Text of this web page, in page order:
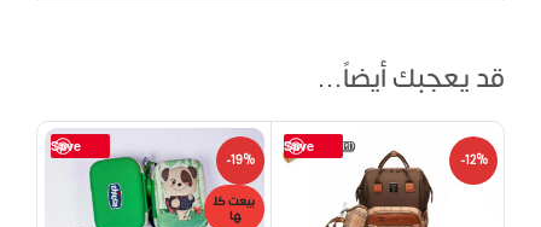
قد يعجبك أيضاً…
Save
-12%
Save
-19%
بيعت كل
ها